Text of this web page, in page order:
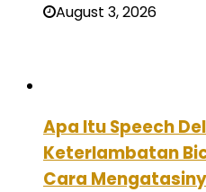
August 3, 2026
Apa Itu Speech
Keterlambatan
Cara